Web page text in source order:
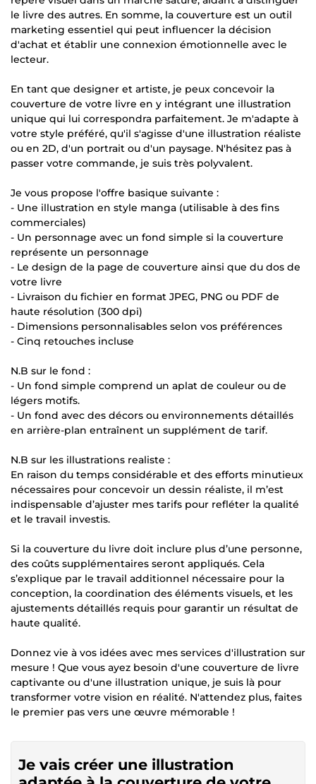
le livre des autres. En somme, la couverture est un outil
marketing essentiel qui peut influencer la décision
d'achat et établir une connexion émotionnelle avec le
lecteur.
En tant que designer et artiste, je peux concevoir la
couverture de votre livre en y intégrant une illustration
unique qui lui correspondra parfaitement. Je m'adapte à
votre style préféré, qu'il s'agisse d'une illustration réaliste
ou en 2D, d'un portrait ou d'un paysage. N'hésitez pas à
passer votre commande, je suis très polyvalent.
Je vous propose l'offre basique suivante :
- Une illustration en style manga (utilisable à des fins
commerciales)
- Un personnage avec un fond simple si la couverture
représente un personnage
- Le design de la page de couverture ainsi que du dos de
votre livre
- Livraison du fichier en format JPEG, PNG ou PDF de
haute résolution (300 dpi)
- Dimensions personnalisables selon vos préférences
- Cinq retouches incluse
N.B sur le fond :
- Un fond simple comprend un aplat de couleur ou de
légers motifs.
- Un fond avec des décors ou environnements détaillés
en arrière-plan entraînent un supplément de tarif.
N.B sur les illustrations realiste :
En raison du temps considérable et des efforts minutieux
nécessaires pour concevoir un dessin réaliste, il m’est
indispensable d’ajuster mes tarifs pour refléter la qualité
et le travail investis.
Si la couverture du livre doit inclure plus d’une personne,
des coûts supplémentaires seront appliqués. Cela
s’explique par le travail additionnel nécessaire pour la
conception, la coordination des éléments visuels, et les
ajustements détaillés requis pour garantir un résultat de
haute qualité.
Donnez vie à vos idées avec mes services d'illustration sur
mesure ! Que vous ayez besoin d'une couverture de livre
captivante ou d'une illustration unique, je suis là pour
transformer votre vision en réalité. N'attendez plus, faites
le premier pas vers une œuvre mémorable !
Je vais créer une illustration